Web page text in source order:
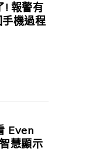
! 報警有
機過程
Even
慧顯示